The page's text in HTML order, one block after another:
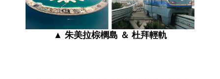
▲ 朱美拉棕櫚島 ＆ 杜拜輕軌